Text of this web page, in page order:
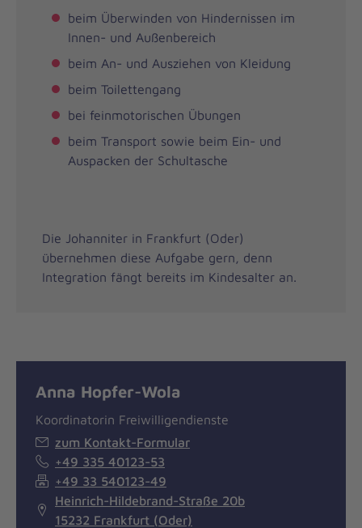
beim Überwinden von Hindernissen im
Innen- und Außenbereich
beim An- und Ausziehen von Kleidung
beim Toilettengang
bei feinmotorischen Übungen
beim Transport sowie beim Ein- und
Auspacken der Schultasche
Die Johanniter in Frankfurt (Oder)
übernehmen diese Aufgabe gern, denn
Integration fängt bereits im Kindesalter an.
Anna Hopfer-Wola
Koordinatorin Freiwilligendienste
zum Kontakt-Formular
+49 335 40123-53
+49 33 540123-49
Heinrich-Hildebrand-Straße 20b
15232 Frankfurt (Oder)